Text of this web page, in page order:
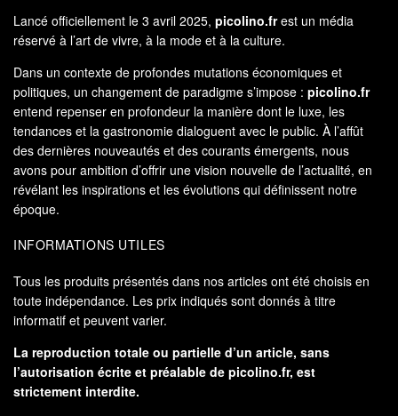
Lancé officiellement le 3 avril 2025, picolino.frest un média
réservé à l’art de vivre, à la mode et à la culture.
Dans un contexte de profondes mutations économiques et
politiques, un changement de paradigme s’impose : picolino.fr
entend repenser en profondeur la manière dont le luxe, les
tendances et la gastronomie dialoguent avec le public. À l’affût
des dernières nouveautés et des courants émergents, nous
avons pour ambition d’offrir une vision nouvelle de l’actualité, en
révélant les inspirations et les évolutions qui définissent notre
époque.
INFORMATIONS UTILES
Tous les produits présentés dans nos articles ont été choisis en
toute indépendance. Les prix indiqués sont donnés à titre
informatif et peuvent varier.
La reproduction totale ou partielle d’un article, sans
l’autorisation écrite et préalable de picolino.fr, est
strictement interdite.